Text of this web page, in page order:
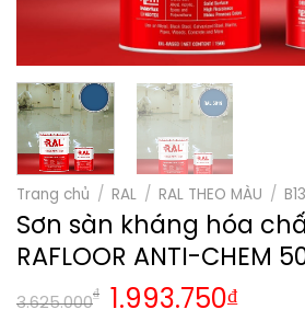
Trang chủ / RAL / RAL THEO MÀU / B13
Sơn sàn kháng hóa
RAFLOOR ANTI-CHEM
3.625.000
₫ 1.993.750₫